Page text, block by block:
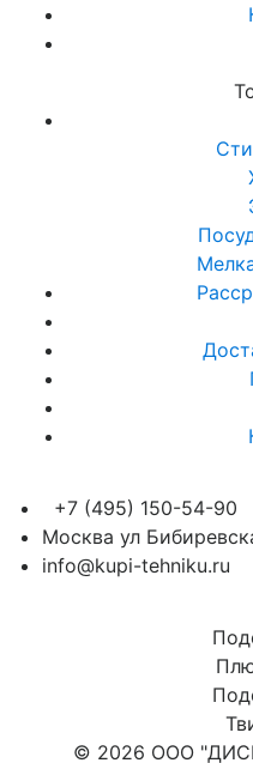
+7 (495) 150-54-90
Москва ул
info@kupi-tehniku.ru
© 2026 ООО